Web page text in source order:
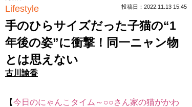
Lifestyle 投稿日：2022.11.13 15:45
手のひらサイズだった子猫の“1
年後の姿”に衝撃！同一ニャン物
とは思えない
古川諭香
【今日のにゃんこタイム～○○さん家の猫がかわ